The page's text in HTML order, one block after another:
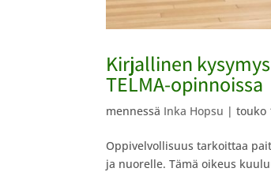
Kirjallinen
TELMA-opinnoissa
mennessä Inka Hopsu |touko
Oppivelvollisuus tarkoittaa
ja nuorelle. Tämä oikeus